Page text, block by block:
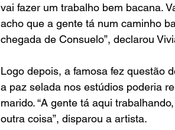
vai fazer um trabalho bem bacana.
acho que a gente tá num caminho
chegada de Consuelo”, declarou
Logo depois, a famosa fez questão
a paz selada nos estúdios poderia
marido. “A gente tá aqui
outra coisa”, disparou a artista.